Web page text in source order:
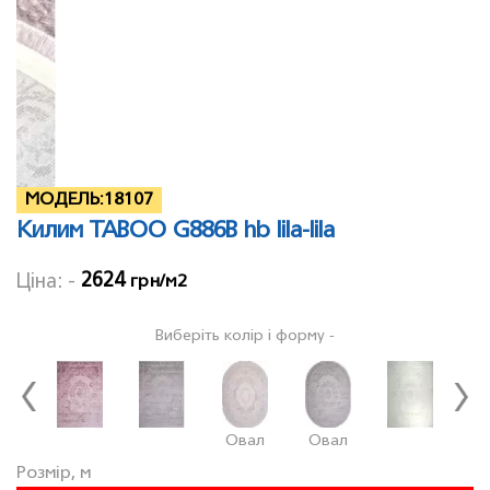
МОДЕЛЬ:18107
Килим TABOO G886B hb lila-lila
Ціна: - 2624 грн/м2
Розмір, м
Виберіть колір і форму -
Овал Овал